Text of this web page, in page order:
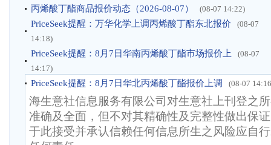
丙烯酸丁酯商品报价动态（2026-08-07） (08-07 14:22)
PriceSeek提醒：万华化学上调丙烯酸丁酯东北报价
(08-07
14:18)
PriceSeek提醒：8月7日华南丙烯酸丁酯市场报价上
(08-07
14:17)
PriceSeek提醒：8月7日华北丙烯酸丁酯报价上调 (08-07
海生意社信息服务有限公司对生意社上刊登之
准确及全面，但不对其精确性及完整性做出保
于此接受并承认信赖任何信息所生之风险应自